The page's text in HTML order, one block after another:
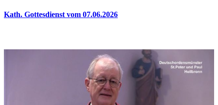
Kath. Gottesdienst vom 07.06.2026